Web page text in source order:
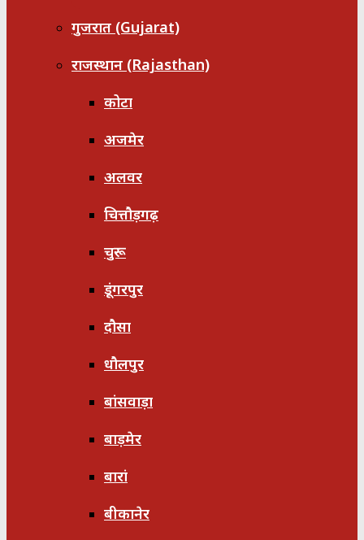
गुजरात (Gujarat)
राजस्थान (Rajasthan)
कोटा
अजमेर
अलवर
चित्तौड़गढ़
चुरू
डूंगरपुर
दौसा
धौलपुर
बांसवाड़ा
बाड़मेर
बारां
बीकानेर